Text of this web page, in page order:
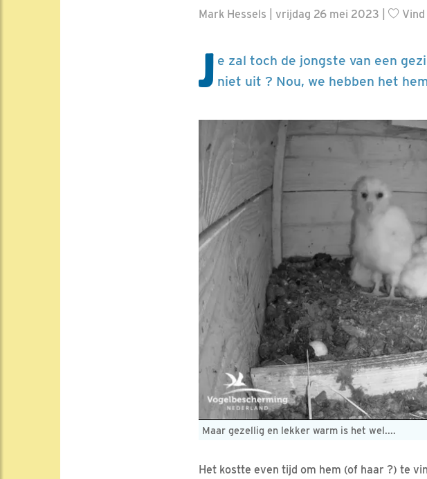
Mark Hessels | vrijdag 26 mei 2023 |
J e zal toch de jongste van een
niet uit ? Nou, we hebben het
Maar gezellig en lekker warm is het wel....
Het kostte even tijd om hem (of haar ?) te